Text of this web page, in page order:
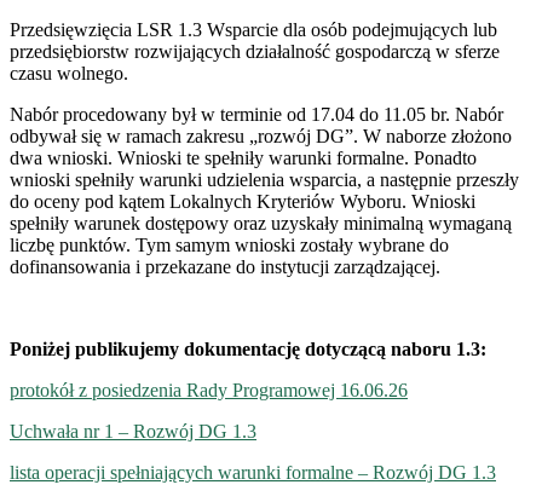
Przedsięwzięcia LSR 1.3 Wsparcie dla osób podejmujących lub
przedsiębiorstw rozwijających działalność gospodarczą w sferze
czasu wolnego.
Nabór procedowany był w terminie od 17.04 do 11.05 br. Nabór
odbywał się w ramach zakresu „rozwój DG”. W naborze złożono
dwa wnioski. Wnioski te spełniły warunki formalne. Ponadto
wnioski spełniły warunki udzielenia wsparcia, a następnie przeszły
do oceny pod kątem Lokalnych Kryteriów Wyboru. Wnioski
spełniły warunek dostępowy oraz uzyskały minimalną wymaganą
liczbę punktów. Tym samym wnioski zostały wybrane do
dofinansowania i przekazane do instytucji zarządzającej.
Poniżej publikujemy dokumentację dotyczącą naboru 1.3:
protokół z posiedzenia Rady Programowej 16.06.26
Uchwała nr 1 – Rozwój DG 1.3
lista operacji spełniających warunki formalne – Rozwój DG 1.3